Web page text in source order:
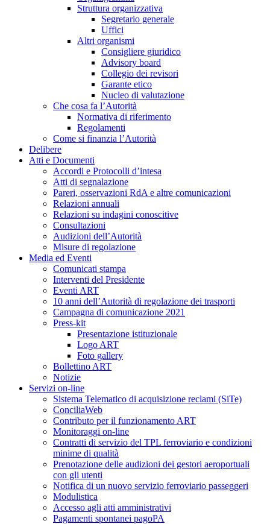
Struttura organizzativa
Segretario generale
Uffici
Altri organismi
Consigliere giuridico
Advisory board
Collegio dei revisori
Garante etico
Nucleo di valutazione
Che cosa fa l’Autorità
Normativa di riferimento
Regolamenti
Come si finanzia l’Autorità
Delibere
Atti e Documenti
Accordi e Protocolli d’intesa
Atti di segnalazione
Pareri, osservazioni RdA e altre comunicazioni
Relazioni annuali
Relazioni su indagini conoscitive
Consultazioni
Audizioni dell’Autorità
Misure di regolazione
Media ed Eventi
Comunicati stampa
Interventi del Presidente
Eventi ART
10 anni dell’Autorità di regolazione dei trasporti
Campagna di comunicazione 2021
Press-kit
Presentazione istituzionale
Logo ART
Foto gallery
Bollettino ART
Notizie
Servizi on-line
Sistema Telematico di acquisizione reclami (SiTe)
ConciliaWeb
Contributo per il funzionamento ART
Monitoraggi on-line
Contratti di servizio del TPL ferroviario e condizioni
minime di qualità
Prenotazione delle audizioni dei gestori aeroportuali
con gli utenti
Notifica di un nuovo servizio ferroviario passeggeri
Modulistica
Accesso agli atti amministrativi
Pagamenti spontanei pagoPA